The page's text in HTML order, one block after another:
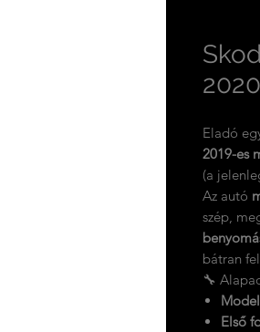
Eladó
2019-es
(a
Az autó
szép,
bátran
🔧
Első